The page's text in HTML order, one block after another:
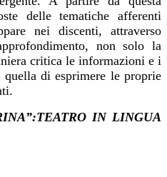
delle tematiche afferenti
nei discenti, attraverso
non solo la
critica le informazioni e i
di esprimere le proprie
IN LINGUA